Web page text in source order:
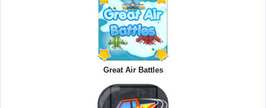
Great Air Battles